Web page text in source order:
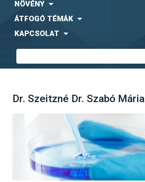
NÖVÉNY
ÁTFOGÓ TÉMÁK
KAPCSOLAT
Dr. Szeitzné Dr. Szabó Mária